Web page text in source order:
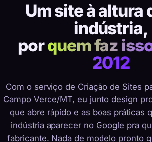
Um site à altura
indústria,
porquem faz
2012
Com o serviço de Criação de Sites
Campo Verde/MT, eu junto design
que abre rápido e as boas práticas
indústria aparecer no Google pra
fabricante. Nada de modelo pronto